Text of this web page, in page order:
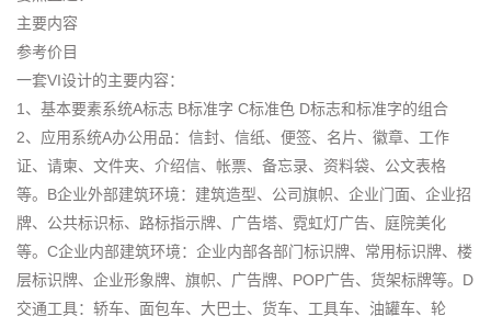
主要内容
参考价目
一套VI设计的主要内容：
1、基本要素系统A标志 B标准字 C标准色 D标志和标准字的组合
2、应用系统A办公用品：信封、信纸、便签、名片、徽章、工作
证、请柬、文件夹、介绍信、帐票、备忘录、资料袋、公文表格
等。B企业外部建筑环境：建筑造型、公司旗帜、企业门面、企业招
牌、公共标识标、路标指示牌、广告塔、霓虹灯广告、庭院美化
等。C企业内部建筑环境：企业内部各部门标识牌、常用标识牌、楼
层标识牌、企业形象牌、旗帜、广告牌、POP广告、货架标牌等。D
交通工具：轿车、面包车、大巴士、货车、工具车、油罐车、轮